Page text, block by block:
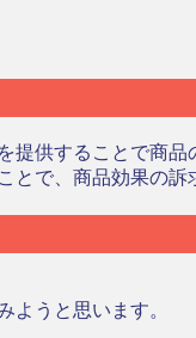
供することで商
で、商品効果の訴
ようと思います。